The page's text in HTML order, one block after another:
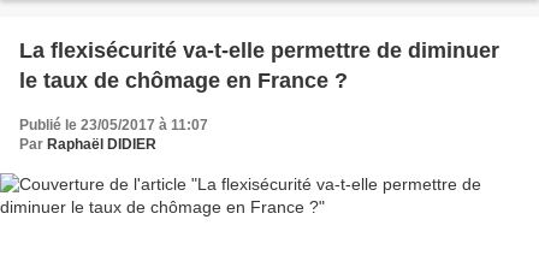
La flexisécurité va-t-elle permettre de diminuer
le taux de chômage en France ?
Publié le 23/05/2017 à 11:07
Par Raphaël DIDIER